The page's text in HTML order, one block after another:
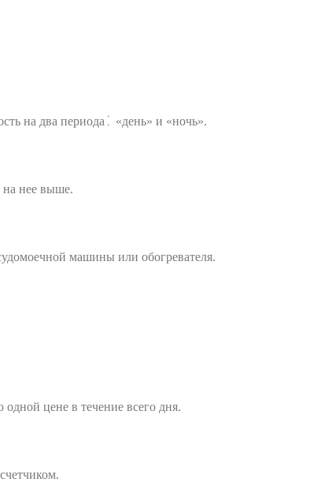
на два периода⁚ «день» и «ночь».
на нее выше.
машины или обогревателя.
цене в течение всего дня.